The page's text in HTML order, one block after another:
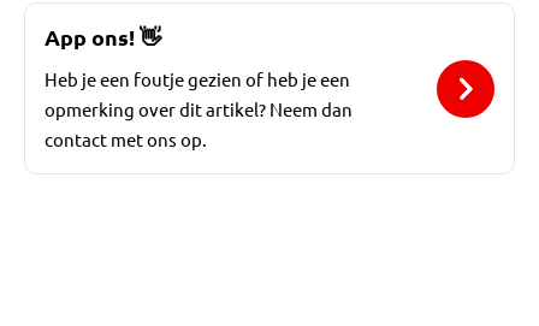
App ons!👋
Heb je een foutje gezien of heb je een
opmerking over dit artikel? Neem dan
contact met ons op.